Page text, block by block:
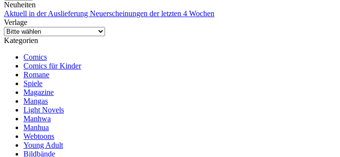
Neuheiten
Aktuell in der Auslieferung Neuerscheinungen der letzten 4 Wochen
Verlage
Kategorien
Comics
Comics für Kinder
Romane
Spiele
Magazine
Mangas
Light Novels
Manhwa
Manhua
Webtoons
Young Adult
Bildbände